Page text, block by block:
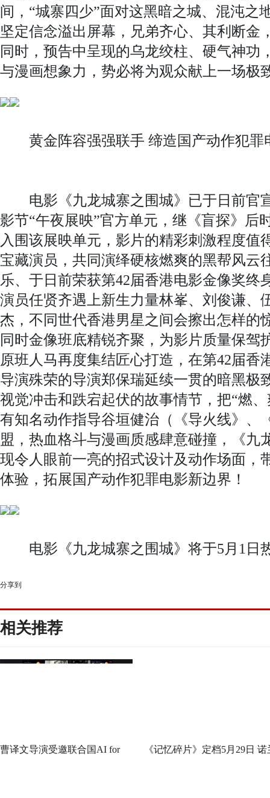
间，“城寨四少”面对这黑暗之城、混沌之
坚定信念溢出屏幕，兄弟齐心、其利断金
同时，预告中呈现的乌龙绞柱、硬气神功
与漫画想象力，势必将为观众献上一场极
黄金阵容强强联手 缔造国产动作犯罪
电影《九龙城寨之围城》已于日前官
影节“午夜展映”官方单元，继《盲探》后
入围该展映单元，影片的精彩刺激程度值
宝藏演员，共同演绎硬核燃爽的黑帮风云
乐、于日前荣获第42届香港电影金像奖终
演员任贤齐遇上新生力量林峯、刘俊谦、
杰，不同世代香港男星之间会擦出怎样的
同时金像班底精锐齐聚，为影片质量保驾
原班人马再度集结匠心打造，在第42届香
导演殊荣的导演郑保瑞延续一贯的暗黑极
视觉冲击和跌宕起伏的故事情节，把“燃
有知名动作指导谷垣健治（《导火线》、
盟，热血格斗与漫画质感肆意碰撞，《九
现令人眼前一亮的招式设计及动作场面，
体验，拓展国产动作犯罪电影新边界！
电影《九龙城寨之围城》将于5月1日
分享到
相关推荐
曹译文导演受邀联合国AI for 《记忆碎片》定档5月29日 诺